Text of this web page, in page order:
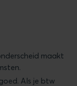
maakt
Als je btw